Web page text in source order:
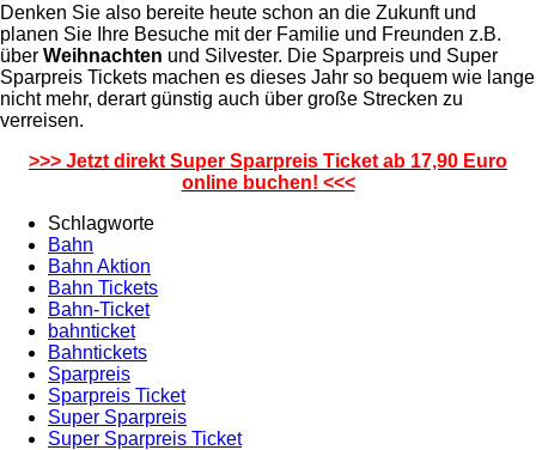
Denken Sie also bereite heute schon an die Zukunft und
planen Sie Ihre Besuche mit der Familie und Freunden z.B.
über Weihnachten und Silvester. Die Sparpreis und Super
Sparpreis Tickets machen es dieses Jahr so bequem wie lange
nicht mehr, derart günstig auch über große Strecken zu
verreisen.
>>> Jetzt direkt Super Sparpreis Ticket ab 17,90 Euro
online buchen! <<<
Schlagworte
Bahn
Bahn Aktion
Bahn Tickets
Bahn-Ticket
bahnticket
Bahntickets
Sparpreis
Sparpreis Ticket
Super Sparpreis
Super Sparpreis Ticket